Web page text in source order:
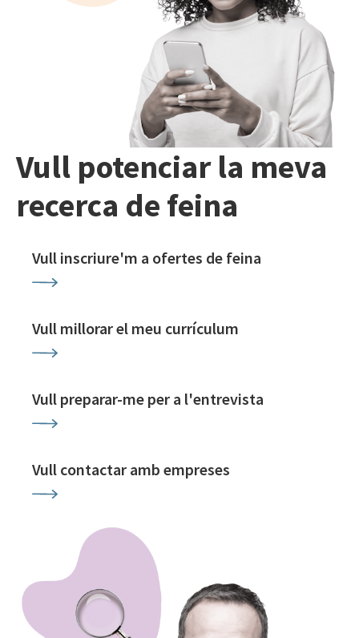
Vull potenciar la meva
recerca de feina
Vull inscriure'm a ofertes de feina
Vull millorar el meu currículum
Vull preparar-me per a l'entrevista
Vull contactar amb empreses